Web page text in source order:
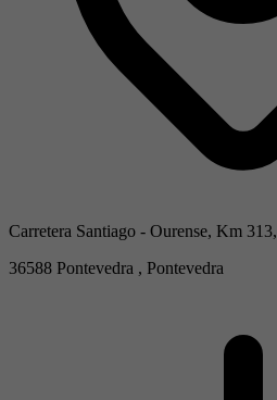
Carretera Santiago - Ourense, Km 313,
36588 Pontevedra , Pontevedra